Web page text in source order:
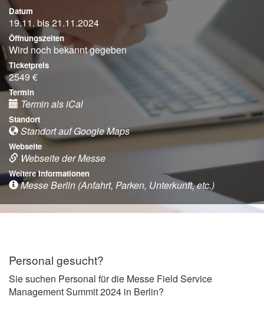
Datum
19.11. bis 21.11.2024
Öffnungszeiten
Wird noch bekannt gegeben
Ticketpreis
2549 €
Termin
Termin als iCal
Standort
Standort auf Google Maps
Webseite
Webseite der Messe
Weitere Informationen
Messe Berlin (Anfahrt, Parken, Unterkunft, etc.)
Personal gesucht?
Sie suchen Personal für die Messe Field Service
Management Summit 2024 in Berlin?